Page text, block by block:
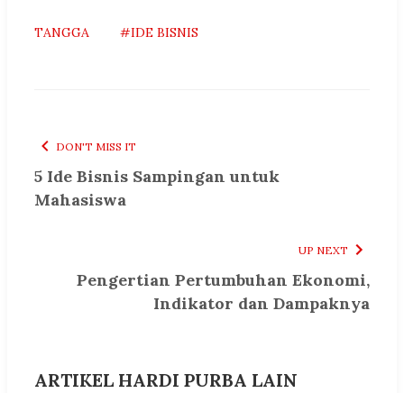
TANGGA #IDE BISNIS
DON'T MISS IT
5 Ide Bisnis Sampingan untuk
Mahasiswa
UP NEXT
Pengertian Pertumbuhan Ekonomi,
Indikator dan Dampaknya
ARTIKEL HARDI PURBA LAIN